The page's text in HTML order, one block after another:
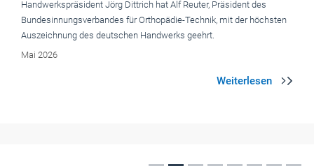
Handwerkspräsident Jörg Dittrich hat Alf Reuter, Präsident des
Bundesinnungsverbandes für Orthopädie-Technik, mit der höchsten
Auszeichnung des deutschen Handwerks geehrt.
Mai 2026